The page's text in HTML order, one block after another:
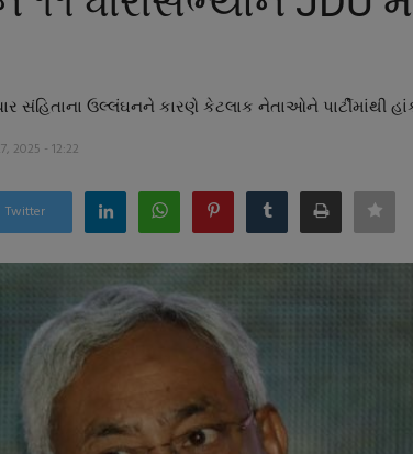
સંહિતાના ઉલ્લંઘનને કારણે કેટલાક નેતાઓને પાર્ટીમાંથી
2025 - 12:22
Twitter